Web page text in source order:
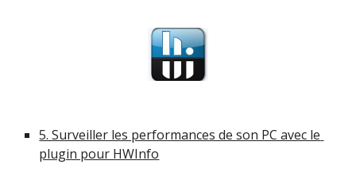
5. Surveiller les performances de son PC avec le
plugin pour HWInfo